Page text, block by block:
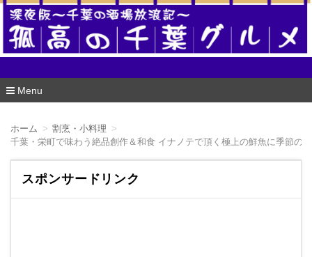
酒場版 孤高の千葉グルメ
Menu
ホーム
割烹・小料理
千葉・栄町で味わう絶品創作＆和食 イナノテで頂く極上の鮮魚に季節の
スポンサードリンク